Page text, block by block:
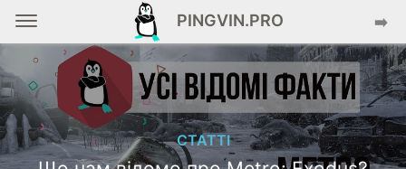
PINGVIN.PRO ➡️
СТАТТІ